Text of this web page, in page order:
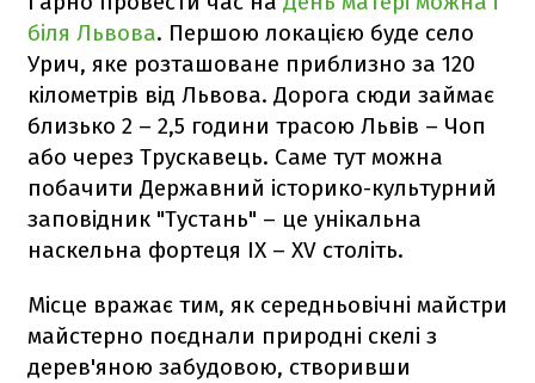
біля Львова. Першою локацією буде село
Урич, яке розташоване приблизно за 120
кілометрів від Львова. Дорога сюди займає
близько 2 – 2,5 години трасою Львів – Чоп
або через Трускавець. Саме тут можна
побачити Державний історико-культурний
заповідник "Тустань" – це унікальна
наскельна фортеця IX – XV століть.
Місце вражає тим, як середньовічні майстри
майстерно поєднали природні скелі з
дерев'яною забудовою, створивши